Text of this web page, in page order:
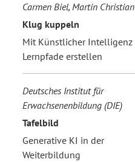
Carmen Biel, Martin Christian
Klug kuppeln
Mit Künstlicher Intelligenz
Lernpfade erstellen
Deutsches Institut für
Erwachsenenbildung (DIE)
Tafelbild
Generative KI in der
Weiterbildung